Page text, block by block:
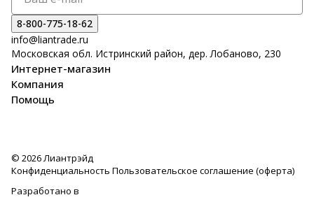
8-800-775-18-62
info@liantrade.ru
Московская обл. Истринский район, дер. Лобаново, 230
Интернет-магазин
Компания
Помощь
© 2026 Лиантрэйд
Конфиденциальность Пользовательское соглашение (оферта)
Разработано в